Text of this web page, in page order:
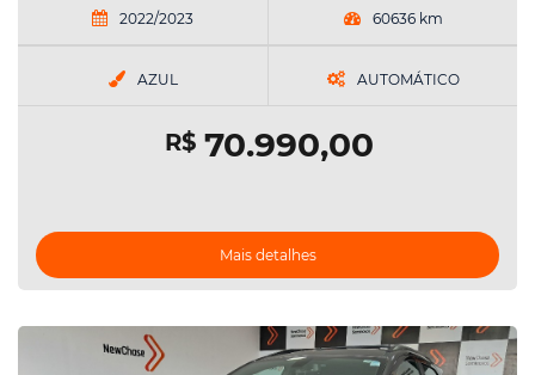
2022/2023 60636 km
AZUL AUTOMÁTICO
R$70.990,00
Mais detalhes